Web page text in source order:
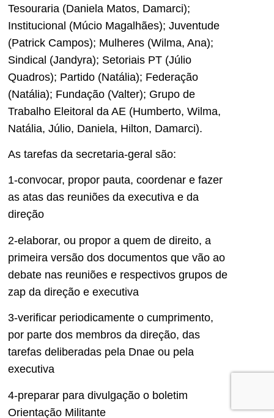
Tesouraria (Daniela Matos, Damarci);
Institucional (Múcio Magalhães); Juventude
(Patrick Campos); Mulheres (Wilma, Ana);
Sindical (Jandyra); Setoriais PT (Júlio
Quadros); Partido (Natália); Federação
(Natália); Fundação (Valter); Grupo de
Trabalho Eleitoral da AE (Humberto, Wilma,
Natália, Júlio, Daniela, Hilton, Damarci).
As tarefas da secretaria-geral são:
1-convocar, propor pauta, coordenar e fazer
as atas das reuniões da executiva e da
direção
2-elaborar, ou propor a quem de direito, a
primeira versão dos documentos que vão ao
debate nas reuniões e respectivos grupos de
zap da direção e executiva
3-verificar periodicamente o cumprimento,
por parte dos membros da direção, das
tarefas deliberadas pela Dnae ou pela
executiva
4-preparar para divulgação o boletim
Orientação Militante